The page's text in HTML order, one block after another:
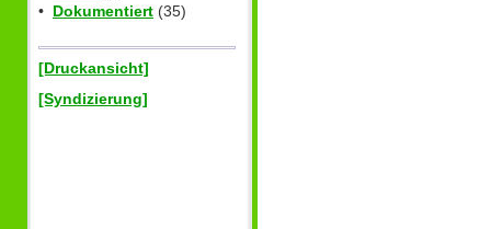
• Dokumentiert (35)
[Druckansicht]
[Syndizierung]